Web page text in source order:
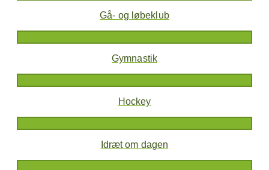
Gå- og løbeklub
Gymnastik
Hockey
Idræt om dagen